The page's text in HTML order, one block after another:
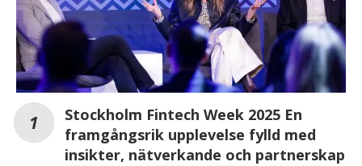
Stockholm Fintech Week 2025 En
framgångsrik upplevelse fylld med
insikter, nätverkande och partnerskap